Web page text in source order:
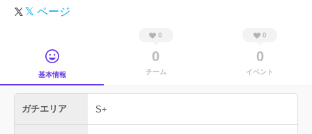
𝕏 ページ
基本情報
0
0
チーム
0
0
イベント
ガチエリア S+